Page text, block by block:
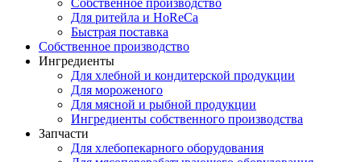
Собственное производство
Для ритейла и HoReCa
Быстрая поставка
Собственное производство
Ингредиенты
Для хлебной и кондитерской продукции
Для мороженого
Для мясной и рыбной продукции
Ингредиенты собственного производства
Запчасти
Для хлебопекарного оборудования